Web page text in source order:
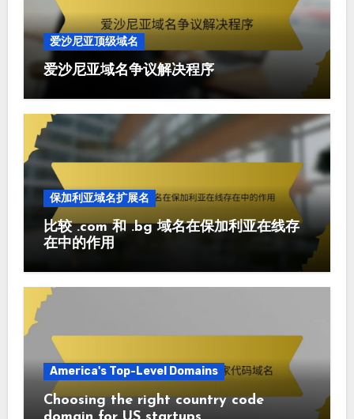
爱沙尼亚顶级域名
爱沙尼亚域名争议解决程序
保加利亚域名扩展名
比较 .com 和 .bg 域名在保加利亚在线存
在中的作用
America's Top-Level Domains
Choosing the right country code